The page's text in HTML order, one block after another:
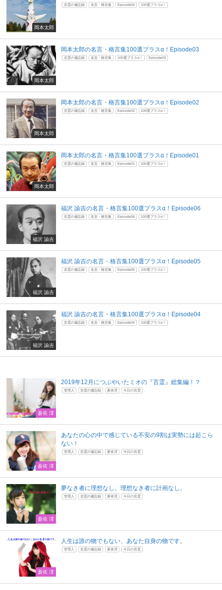
岡本太郎
言霊の備忘録 名言・格言集 Episode04 100選プラスα！
岡本太郎
岡本太郎の名言・格言集100選プラスα！Episode03
言霊の備忘録 名言・格言集 100選プラスα！ Episode03
岡本太郎
岡本太郎の名言・格言集100選プラスα！Episode02
言霊の備忘録 名言・格言集 Episode02 100選プラスα！
岡本太郎
岡本太郎の名言・格言集100選プラスα！Episode01
言霊の備忘録 名言・格言集 Episode01 100選プラスα！
福沢 諭吉
福沢 諭吉の名言・格言集100選プラスα！Episode06
言霊の備忘録 名言・格言集 Episode06 100選プラスα！
福沢 諭吉
福沢 諭吉の名言・格言集100選プラスα！Episode05
言霊の備忘録 名言・格言集 Episode05 100選プラスα！
福沢 諭吉
福沢 諭吉の名言・格言集100選プラスα！Episode04
言霊の備忘録 名言・格言集 Episode04 100選プラスα！
蒼依 澪
2019年12月につぶやいたミオの『言霊』総集編！？
管理人 言霊の備忘録 蒼依澪 今日の言霊
蒼依 澪
あなたの心の中で感じている不安の9割は実勢には起こら
ない！
管理人 言霊の備忘録 蒼依澪 今日の言霊
蒼依 澪
夢なき者に理想なし。理想なき者に計画なし。
管理人 言霊の備忘録 蒼依澪 今日の言霊
蒼依 澪
人生は誰の物でもない、あなた自身の物です。
管理人 言霊の備忘録 蒼依澪 今日の言霊